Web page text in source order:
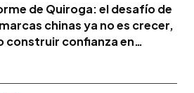
de Quiroga: el desafío de
chinas ya no es crecer,
construir confianza en